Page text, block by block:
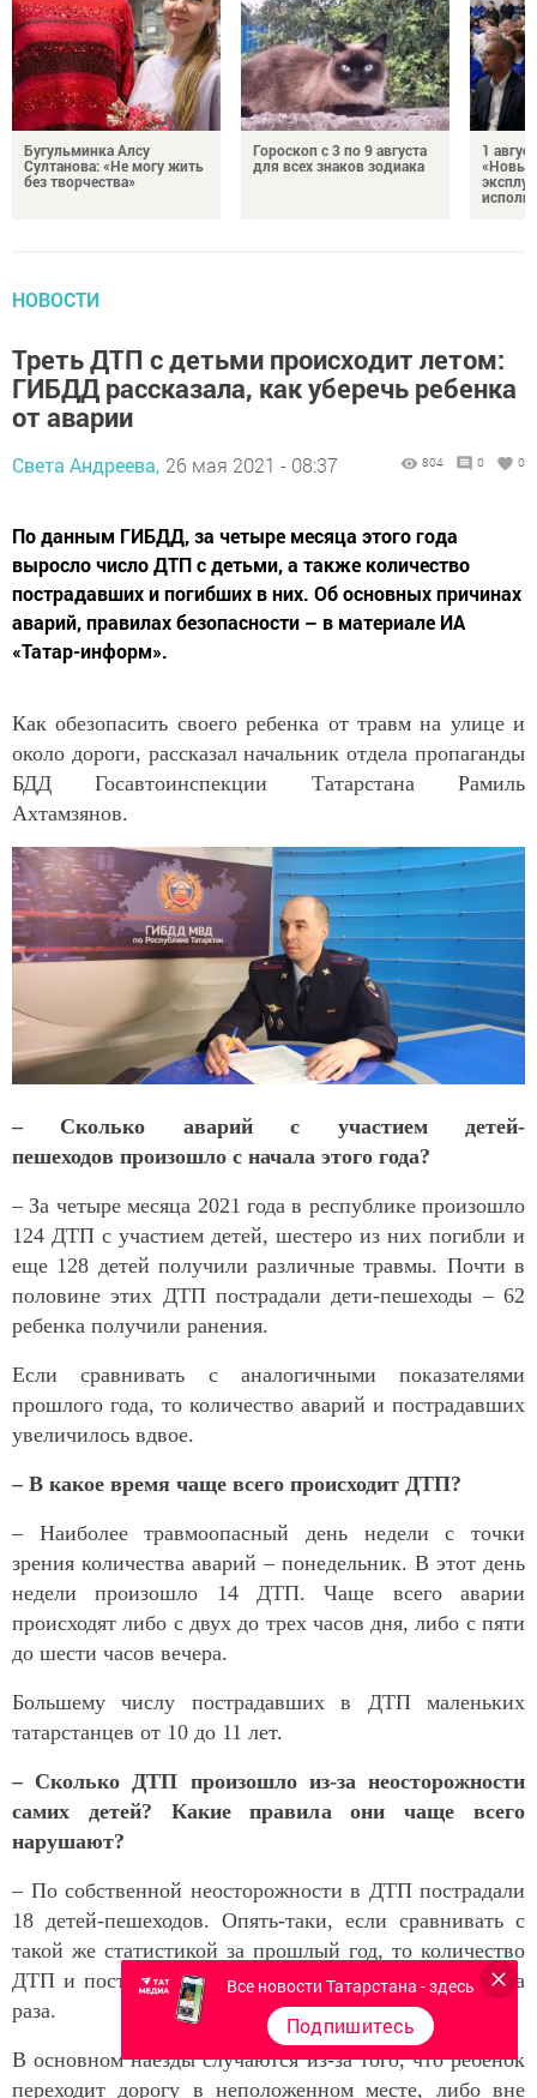
Бугульминка Алсу
Султанова: «Не могу жить
без творчества»
Гороскоп с 3 по 9 августа
для всех знаков зодиака
1
«Новые
НОВОСТИ
Треть ДТП с детьми происходит летом:
ГИБДД рассказала, как уберечь ребенка
от аварии
Света Андреева, 26 мая 2021 - 08:37 804 0 0
По данным ГИБДД, за четыре месяца этого года
выросло число ДТП с детьми, а также количество
пострадавших и погибших в них. Об основных причинах
аварий, правилах безопасности – в материале ИА
«Татар-информ».
Как обезопасить своего ребенка от травм на улице и
около дороги, рассказал начальник отдела пропаганды
БДД Госавтоинспекции Татарстана Рамиль
Ахтамзянов.
– Сколько аварий с участием детей-
пешеходов произошло с начала этого года?
– За четыре месяца 2021 года в республике произошло
124 ДТП с участием детей, шестеро из них погибли и
еще 128 детей получили различные травмы. Почти в
половине этих ДТП пострадали дети-пешеходы – 62
ребенка получили ранения.
Если сравнивать с аналогичными показателями
прошлого года, то количество аварий и пострадавших
увеличилось вдвое.
– В какое время чаще всего происходит ДТП?
– Наиболее травмоопасный день недели с точки
зрения количества аварий – понедельник. В этот день
недели произошло 14 ДТП. Чаще всего аварии
происходят либо с двух до трех часов дня, либо с пяти
до шести часов вечера.
Большему числу пострадавших в ДТП маленьких
татарстанцев от 10 до 11 лет.
– Сколько ДТП произошло из-за неосторожности
самих детей? Какие правила они чаще всего
нарушают?
– По собственной неосторожности в ДТП пострадали
18 детей-пешеходов. Опять-таки, если сравнивать с
такой же статистикой за прошлый год, то количество
ДТП и пострадавших в них увеличилось почти в два
раза.
В основном наезды случаются из-за того, что ребенок
переходит дорогу в неположенном месте, либо вне
Все новости Татарстана - здесь
Подпишитесь